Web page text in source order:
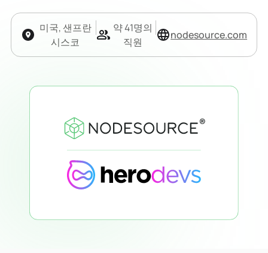
미국, 샌프란
시스코
약 41명의
직원
nodesource.com